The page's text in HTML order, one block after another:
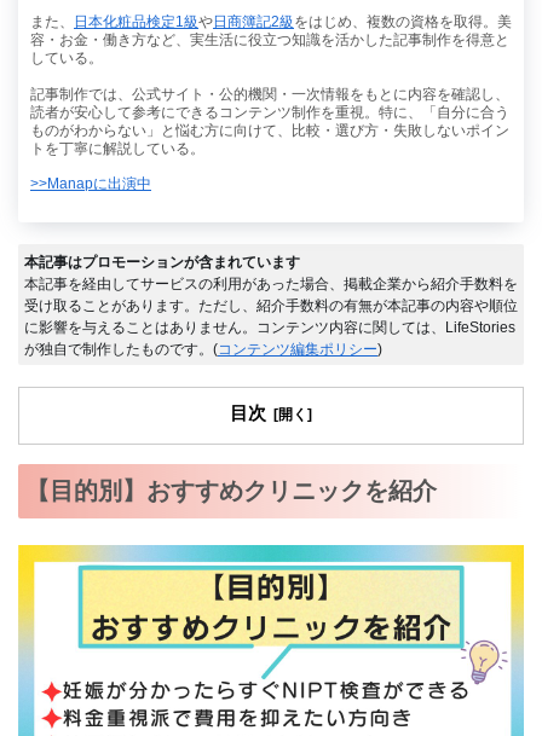
また、 日本化粧品検定1級や日商簿記2級をはじめ、複数の資格を取得。美
容・お金・働き方など、実生活に役立つ知識を活かした記事制作を得意と
している。
記事制作では、公式サイト・公的機関・一次情報をもとに内容を確認し、
読者が安心して参考にできるコンテンツ制作を重視。特に、「自分に合う
ものがわからない」と悩む方に向けて、比較・選び方・失敗しないポイン
トを丁寧に解説している。
>>Manapに出演中
本記事はプロモーションが含まれています
本記事を経由してサービスの利用があった場合、掲載企業から紹介手数料を
受け取ることがあります。ただし、紹介手数料の有無が本記事の内容や順位
に影響を与えることはありません。コンテンツ内容に関しては、LifeStories
が独自で制作したものです。(コンテンツ編集ポリシー)
目次
【目的別】おすすめクリニックを紹介